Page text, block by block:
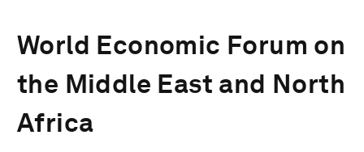
World Economic Forum on
the Middle East and North
Africa